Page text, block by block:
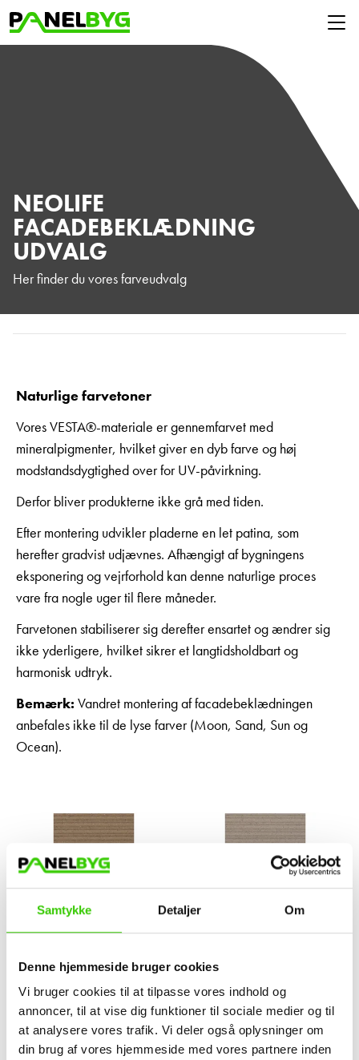
Samtykke Detaljer Om
Denne hjemmeside bruger cookies
Vi bruger cookies til at tilpasse vores indhold og
annoncer, til at vise dig funktioner til sociale medier og til
at analysere vores trafik. Vi deler også oplysninger om
din brug af vores hjemmeside med vores partnere inden
NEOLIFE
FACADEBEKLÆDNING
UDVALG
Her finder du vores farveudvalg
Naturlige farvetoner
Vores VESTA®-materiale er gennemfarvet med
mineralpigmenter, hvilket giver en dyb farve og høj
modstandsdygtighed over for UV-påvirkning.
Derfor bliver produkterne ikke grå med tiden.
Efter montering udvikler pladerne en let patina, som
herefter gradvist udjævnes. Afhængigt af bygningens
eksponering og vejrforhold kan denne naturlige proces
vare fra nogle uger til flere måneder.
Farvetonen stabiliserer sig derefter ensartet og ændrer sig
ikke yderligere, hvilket sikrer et langtidsholdbart og
harmonisk udtryk.
Bemærk: Vandret montering af facadebeklædningen
anbefales ikke til de lyse farver (Moon, Sand, Sun og
Ocean).